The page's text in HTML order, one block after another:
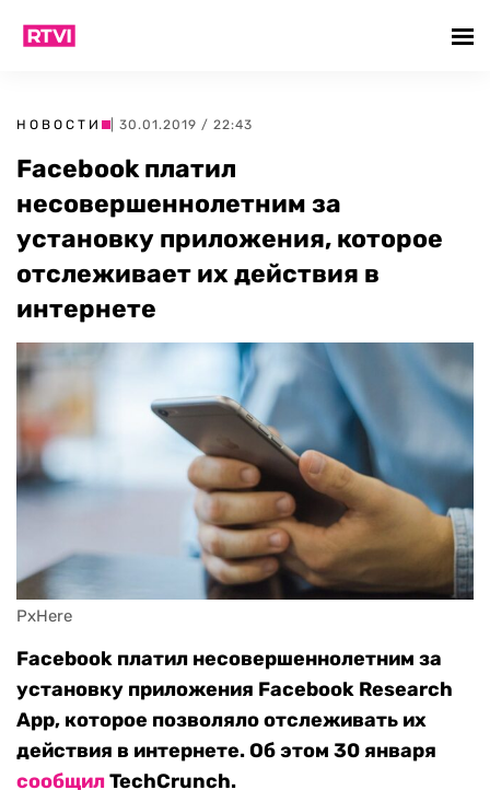
НОВОСТИ | 30.01.2019 / 22:43
Facebook платил
несовершеннолетним за
установку приложения, которое
отслеживает их действия в
интернете
PxHere
Facebook платил несовершеннолетним за
установку приложения Facebook Research
App, которое позволяло отслеживать их
действия в интернете. Об этом 30 января
сообщилTechCrunch.